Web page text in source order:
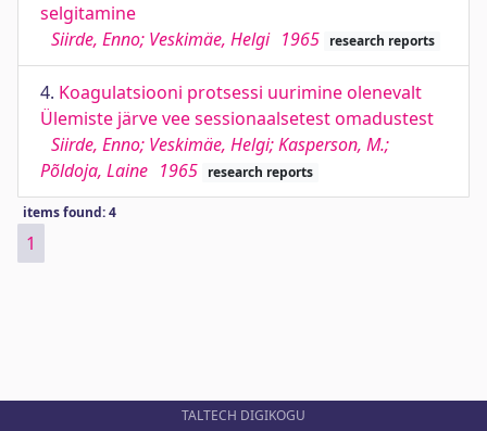
selgitamine
Siirde, Enno; Veskimäe, Helgi 1965 research reports
4. Koagulatsiooni protsessi uurimine olenevalt
Ülemiste järve vee sessionaalsetest omadustest
Siirde, Enno; Veskimäe, Helgi; Kasperson, M.;
Põldoja, Laine 1965 research reports
items found: 4
1
TALTECH DIGIKOGU